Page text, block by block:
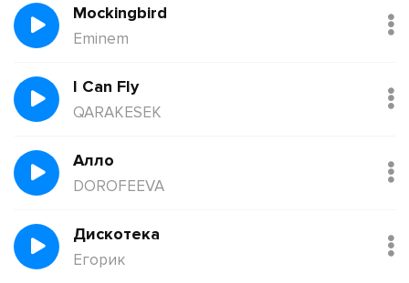
Mockingbird
Eminem
I Can Fly
QARAKESEK
Алло
DOROFEEVA
Дискотека
Егорик